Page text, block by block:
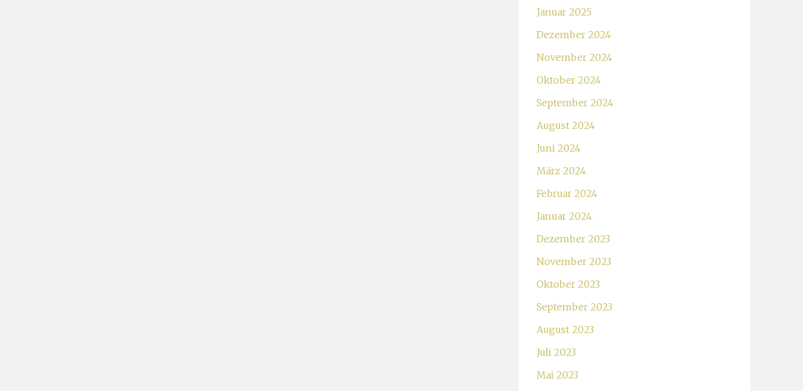
Januar 2025
Dezember 2024
November 2024
Oktober 2024
September 2024
August 2024
Juni 2024
März 2024
Februar 2024
Januar 2024
Dezember 2023
November 2023
Oktober 2023
September 2023
August 2023
Juli 2023
Mai 2023